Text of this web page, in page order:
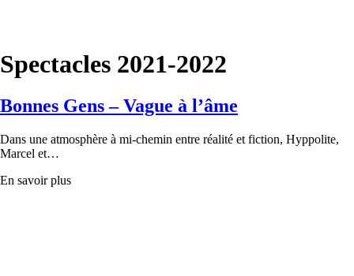
Spectacles 2021-2022
Bonnes Gens – Vague à l’âme
Dans une atmosphère à mi-chemin entre réalité et fiction, Hyppolite,
Marcel et…
En savoir plus